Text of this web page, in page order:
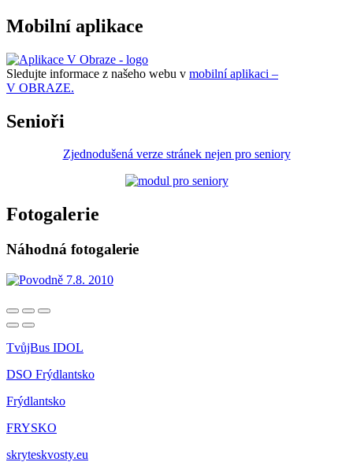
Mobilní aplikace
Sledujte informace z našeho webu v mobilní aplikaci –
V OBRAZE.
Senioři
Zjednodušená verze stránek nejen pro seniory
Fotogalerie
Náhodná fotogalerie
TvůjBus IDOL
DSO Frýdlantsko
Frýdlantsko
FRYSKO
skryteskvosty.eu